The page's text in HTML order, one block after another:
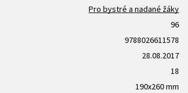
Pro bystré a nadané žáky
96
9788026611578
28.08.2017
18
190x260 mm